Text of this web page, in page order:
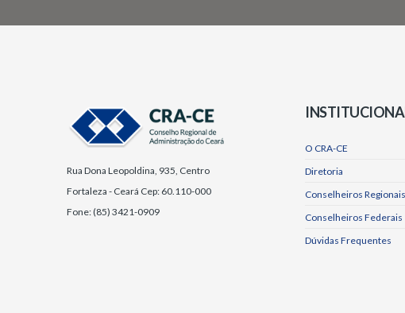
Rua Dona Leopoldina, 935, Centro
Fortaleza - Ceará Cep: 60.110-000
Fone: (85) 3421-0909
O CRA-CE
Diretoria
Conselheiros Regionais
Conselheiros Federais
Dúvidas Frequentes